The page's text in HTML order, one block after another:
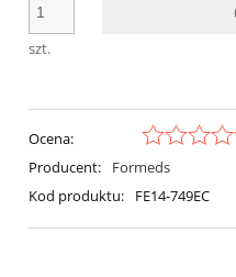
szt.
Ocena:
Producent:
Formeds
Kod produktu:
FE14-749EC